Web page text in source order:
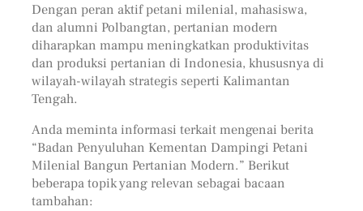
Dengan peran aktif petani milenial, mahasiswa,
dan alumni Polbangtan, pertanian modern
diharapkan mampu meningkatkan produktivitas
dan produksi pertanian di Indonesia, khususnya di
wilayah-wilayah strategis seperti Kalimantan
Tengah.
Anda meminta informasi terkait mengenai berita
“Badan Penyuluhan Kementan Dampingi Petani
Milenial Bangun Pertanian Modern.” Berikut
beberapa topik yang relevan sebagai bacaan
tambahan: